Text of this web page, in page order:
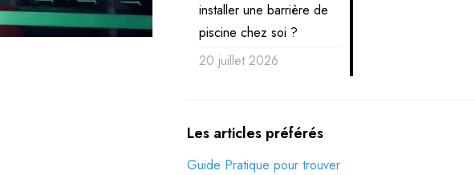
installer une barrière de
piscine chez soi ?
20 juillet 2026
Les articles préférés
Guide Pratique pour trouver